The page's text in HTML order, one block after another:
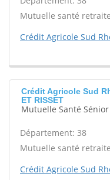
Mutuelle santé
Crédit Agricole Sud
Crédit Agricole Sud
ET RISSET
Mutuelle Santé Sénior
Département: 38
Mutuelle santé
Crédit Agricole Sud